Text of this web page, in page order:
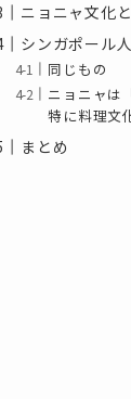
ニョニャ文化
シンガポール
同じもの
ニョニャは
特に料理文
まとめ